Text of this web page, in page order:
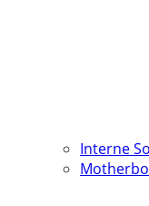
Interne